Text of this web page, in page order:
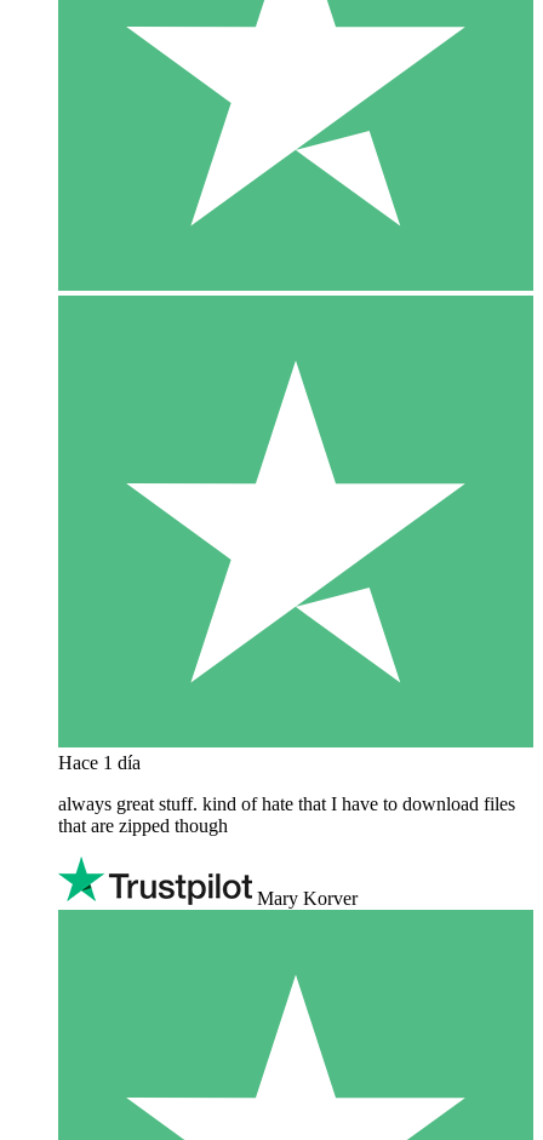
Hace 1 día
always great stuff. kind of hate that I have to download files
that are zipped though
Mary Korver